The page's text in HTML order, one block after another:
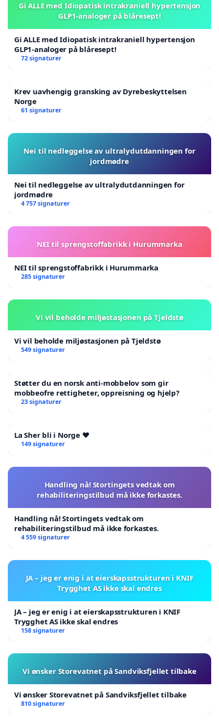
Gi ALLE med Idiopatisk intrakraniell hypertensjon
GLP1-analoger på blåresept!
Gi ALLE med Idiopatisk intrakraniell hypertensjon
GLP1-analoger på blåresept!
72 signaturer
Krev uavhengig gransking av Dyrebeskyttelsen
Norge
61 signaturer
Nei til nedleggelse av ultralydutdanningen for
jordmødre
Nei til nedleggelse av ultralydutdanningen for
jordmødre
4 757 signaturer
NEI til sprengstoffabrikk i Hurummarka
NEI til sprengstoffabrikk i Hurummarka
285 signaturer
Vi vil beholde miljøstasjonen på Tjeldstø
Vi vil beholde miljøstasjonen på Tjeldstø
549 signaturer
Støtter du en norsk anti-mobbelov som gir
mobbeofre rettigheter, oppreisning og hjelp?
23 signaturer
La Sher bli i Norge ❤️
149 signaturer
Handling nå! Stortingets vedtak om
rehabiliteringstilbud må ikke forkastes.
Handling nå! Stortingets vedtak om
rehabiliteringstilbud må ikke forkastes.
4 559 signaturer
JA – jeg er enig i at eierskapsstrukturen i KNIF
Trygghet AS ikke skal endres
JA – jeg er enig i at eierskapsstrukturen i KNIF
Trygghet AS ikke skal endres
158 signaturer
Vi ønsker Storevatnet på Sandviksfjellet tilbake
Vi ønsker Storevatnet på Sandviksfjellet tilbake
810 signaturer